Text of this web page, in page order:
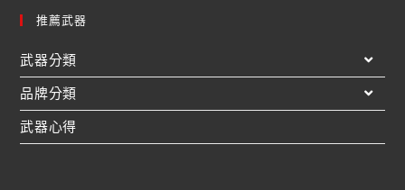
推薦武器
武器分類
品牌分類
武器心得